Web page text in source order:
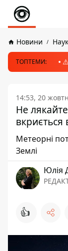
Новини
ТОПТЕМИ:
14:53, 20
Не
Метеорні
Землі
Юлія
👍